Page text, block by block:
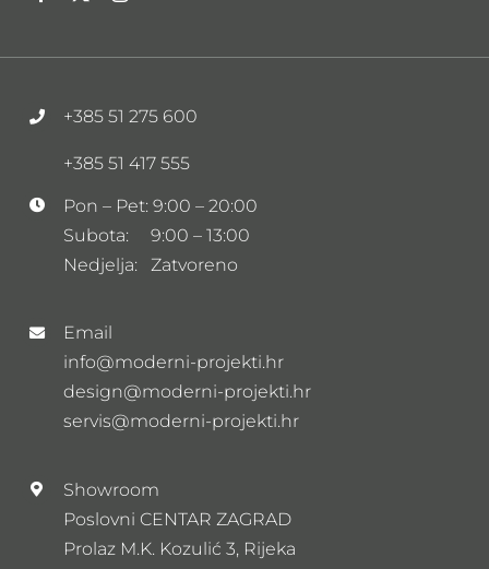
+385 51 275 600
+385 51 417 555
Pon – Pet: 9:00 – 20:00
Subota: 9:00 – 13:00
Nedjelja: Zatvoreno
Email
info@moderni-projekti.hr
design@moderni-projekti.hr
servis@moderni-projekti.hr
Showroom
Poslovni CENTAR ZAGRAD
Prolaz M.K. Kozulić 3, Rijeka